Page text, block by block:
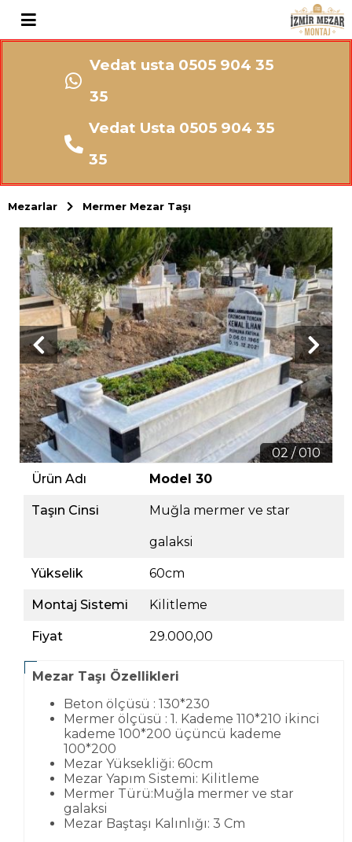
Vedat usta 0505 904 35
35
Vedat Usta 0505 904 35
35
Mezarlar Mermer Mezar Taşı
02 / 010
Ürün Adı
Model 30
Taşın Cinsi Muğla mermer ve star
galaksi
Yükselik 60cm
Montaj Sistemi Kilitleme
Fiyat 29.000,00
Mezar Taşı Özellikleri
Beton ölçüsü : 130*230
Mermer ölçüsü : 1. Kademe 110*210 ikinci
kademe 100*200 üçüncü kademe
100*200
Mezar Yüksekliği: 60cm
Mezar Yapım Sistemi: Kilitleme
Mermer Türü:Muğla mermer ve star
galaksi
Mezar Baştaşı Kalınlığı: 3 Cm